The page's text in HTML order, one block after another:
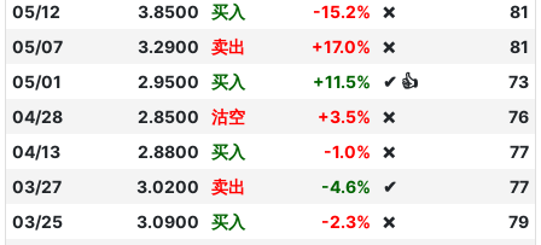
05/12
3.8500 买入 -15.2% ❌
81
05/07
3.2900 卖出 +17.0% ❌
81
05/01
2.9500 买入 +11.5% ✔ 👍
73
04/28
2.8500 沽空 +3.5% ❌
76
04/13
2.8800 买入 -1.0% ❌
77
03/27
3.0200 卖出 -4.6% ✔
77
03/25
3.0900 买入 -2.3% ❌
79